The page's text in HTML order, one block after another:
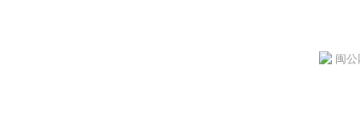
闽公